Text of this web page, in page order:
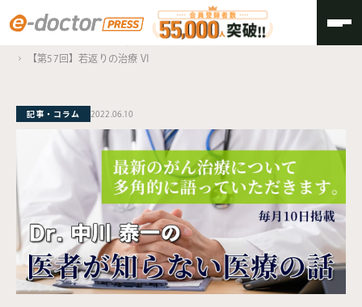
TOP
【第57回】若返りの治療 Ⅵ
記事・コラム 2022.06.10